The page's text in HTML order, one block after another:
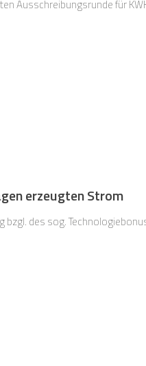
Ausschreibungsrunde für
erzeugten Strom
des sog.